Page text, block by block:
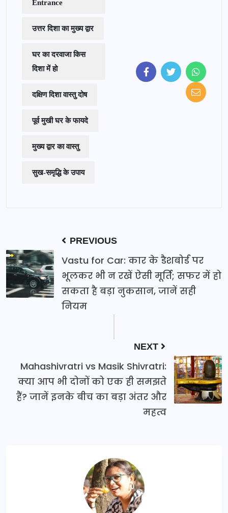
Entrance
उत्तर दिशा का मुख्य द्वार
घर का दरवाजा किस
दिशा में हो
दक्षिण दिशा वास्तु दोष
पूर्व मुखी घर के फायदे
मुख्य द्वार का वास्तु
सुख-समृद्धि के उपाय
PREVIOUS
Vastu for Car: कार के डैशबोर्ड पर
भूलकर भी न रखें ऐसी मूर्ति; सफर में हो
सकता है बड़ा नुकसान, जानें सही
नियम
NEXT
Mahashivratri vs Masik Shivratri:
क्या आप भी दोनों को एक ही समझते
हैं? जानें इनके बीच का बड़ा अंतर और
महत्व